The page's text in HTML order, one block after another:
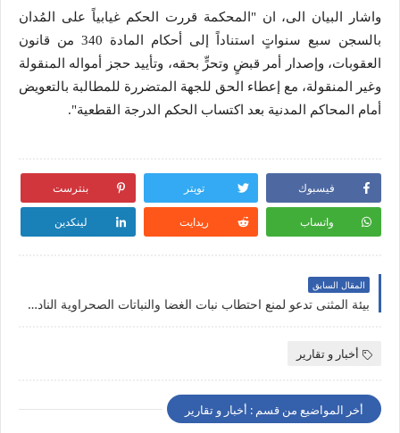
واشار البيان الى، ان "المحكمة قررت الحكم غيابياً على المُدان
بالسجن سبع سنواتٍ استناداً إلى أحكام المادة 340 من قانون
العقوبات، وإصدار أمر قبضٍ وتحرٍّ بحقه، وتأييد حجز أمواله المنقولة
وغير المنقولة، مع إعطاء الحق للجهة المتضررة للمطالبة بالتعويض
أمام المحاكم المدنية بعد اكتساب الحكم الدرجة القطعية".
فيسبوك تويتر بنترست
واتساب ريدايت لينكدين
المقال السابق
بيئة المثنى تدعو لمنع احتطاب نبات الغضا والنباتات الصحراوية النادرة
أخبار و تقارير
أخر المواضيع من قسم : أخبار و تقارير